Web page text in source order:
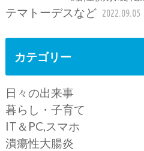
テマトーデスなど 2022.09.05
カテゴリー
日々の出来事
暮らし・子育て
IT＆PC,スマホ
潰瘍性大腸炎